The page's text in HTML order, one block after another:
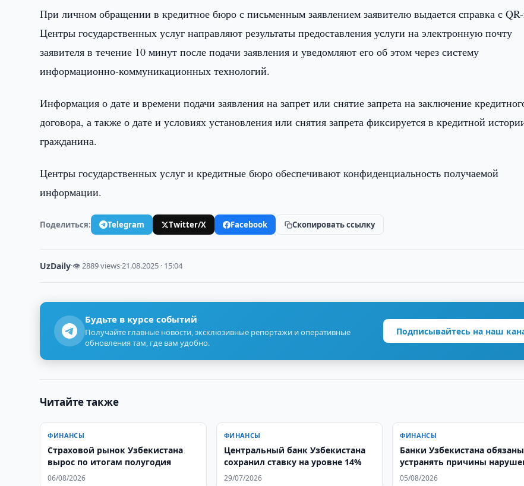
При личном обращении в кредитное бюро с письменным заявлением заявителю выдается справка с
Центры государственных услуг направляют результаты предоставления услуги на электронную почту
заявителя в течение 10 минут после подачи заявления и уведомляют его об этом через систему
информационно-коммуникационных технологий.
Информация о дате и времени подачи заявления на запрет или снятие запрета на заключение
договора, а также о дате и условиях установления или снятия запрета фиксируется в кредитной
гражданина.
Центры государственных услуг и кредитные бюро обеспечивают конфиденциальность получаемой
информации.
Поделиться: Telegram Twitter/X Facebook Скопировать ссылку
UzDaily·👁 2889 views·21.08.2025 · 15:04
Будьте в курсе событий
Получайте главные новости, эксклюзивные репортажи и оперативные
обновления там, где вам удобно.
Подписывайтесь на наш
Читайте также
ФИНАНСЫ
Страховой рынок Узбекистана
вырос по итогам полугодия
06/08/2026
ФИНАНСЫ
Центральный банк Узбекистана
сохранил ставку на уровне 14%
29/07/2026
ФИНАНСЫ
Банки Узбекистана обязаны
устранять причины
05/08/2026